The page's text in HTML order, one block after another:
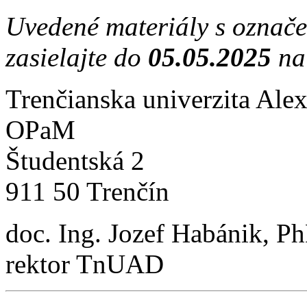
Uvedené materiály s
zasielajte do 05.05.2025
Trenčianska univerzita
OPaM
Študentská 2
911 50 Trenčín
doc. Ing. Jozef Habánik,
rektor TnUAD